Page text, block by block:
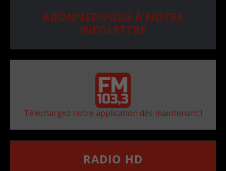
ABONNEZ-VOUS À NOTRE
INFOLETTRE
Téléchargez notre application dès maintenant !
RADIO HD